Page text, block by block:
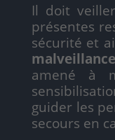
Il doit
présentes
sécurité et
malveillance
amené à
guider les
secours en